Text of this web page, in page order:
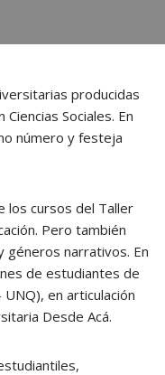
producidas
Sociales. En
número y festeja
los cursos del Taller
Pero también
géneros narrativos. En
de estudiantes de
UNQ), en articulación
Desde Acá.